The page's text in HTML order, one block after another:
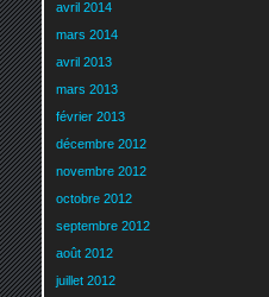
avril 2014
mars 2014
avril 2013
mars 2013
février 2013
décembre 2012
novembre 2012
octobre 2012
septembre 2012
août 2012
juillet 2012